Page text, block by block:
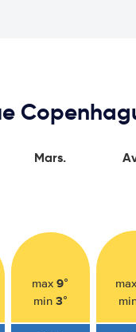
Mars.
max9°
min 3°
max